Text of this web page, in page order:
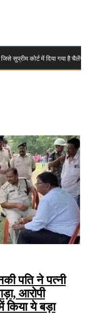
जिसे सुप्रीम कोर्ट में दिया गया है
पति ने पत्नी
आरोपी
किया ये बड़ा